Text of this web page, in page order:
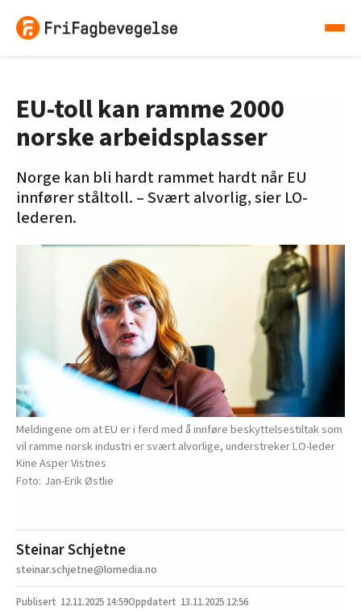
EU-toll kan ramme 2000
norske arbeidsplasser
Norge kan bli hardt rammet hardt når EU
innfører ståltoll. – Svært alvorlig, sier LO-
lederen.
Meldingene om at EU er i ferd med å innføre beskyttelsestiltak som
vil ramme norsk industri er svært alvorlige, understreker LO-leder
Kine Asper Vistnes
Jan-Erik Østlie
Steinar Schjetne
steinar.schjetne@lomedia.no
12.11.2025 14:59 13.11.2025 12:56